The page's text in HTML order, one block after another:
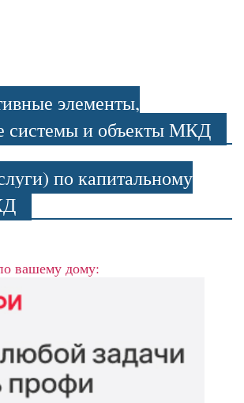
элементы,
системы и объекты МКД
по капитальному
вашему дому: